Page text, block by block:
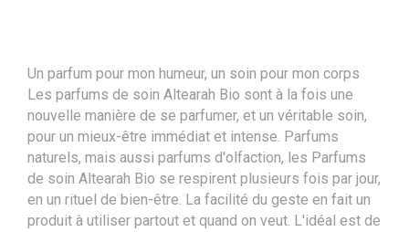
Un parfum pour mon humeur, un soin pour mon corps
Les parfums de soin Altearah Bio sont à la fois une
nouvelle manière de se parfumer, et un véritable soin,
pour un mieux-être immédiat et intense. Parfums
naturels, mais aussi parfums d'olfaction, les Parfums
de soin Altearah Bio se respirent plusieurs fois par jour,
en un rituel de bien-être. La facilité du geste en fait un
produit à utiliser partout et quand on veut. L'idéal est de